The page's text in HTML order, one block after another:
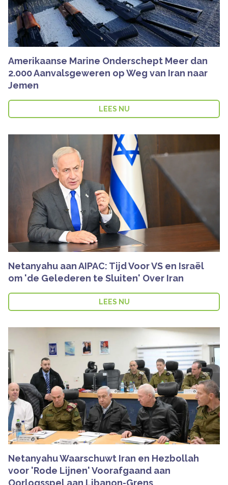
Amerikaanse Marine Onderschept Meer dan
2.000 Aanvalsgeweren op Weg van Iran naar
Jemen
LEES NU
Netanyahu aan AIPAC: Tijd Voor VS en Israël
om 'de Gelederen te Sluiten' Over Iran
LEES NU
Netanyahu Waarschuwt Iran en Hezbollah
voor 'Rode Lijnen' Voorafgaand aan